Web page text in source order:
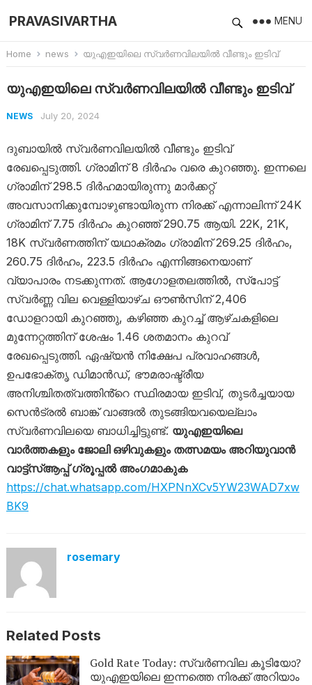
PRAVASIVARTHA MENU
Home news യുഎഇയിലെ സ്വർണവിലയിൽ വീണ്ടും ഇടിവ്
യുഎഇയിലെ സ്വർണവിലയിൽ വീണ്ടും ഇടിവ്
NEWS July 20, 2024
ദുബായിൽ സ്വർണവിലയിൽ വീണ്ടും ഇടിവ്
രേഖപ്പെടുത്തി. ​ഗ്രാമിന് 8 ദിർഹം വരെ കുറഞ്ഞു. ഇന്നലെ
ഗ്രാമിന് 298.5 ദിർഹമായിരുന്നു മാർക്കറ്റ്
അവസാനിക്കുമ്പോഴുണ്ടായിരുന്ന നിരക്ക് എന്നാലിന്ന് 24K
ഗ്രാമിന് 7.75 ദിർഹം കുറഞ്ഞ് 290.75 ആയി. 22K, 21K,
18K സ്വർണത്തിന് യഥാക്രമം ഗ്രാമിന് 269.25 ദിർഹം,
260.75 ദിർഹം, 223.5 ദിർഹം എന്നിങ്ങനെയാണ്
വ്യാപാരം നടക്കുന്നത്. ആഗോളതലത്തിൽ, സ്പോട്ട്
സ്വർണ്ണ വില വെള്ളിയാഴ്ച ഔൺസിന് 2,406
ഡോളറായി കുറഞ്ഞു, കഴിഞ്ഞ കുറച്ച് ആഴ്ചകളിലെ
മുന്നേറ്റത്തിന് ശേഷം 1.46 ശതമാനം കുറവ്
രേഖപ്പെടുത്തി. ഏഷ്യൻ നിക്ഷേപ പ്രവാഹങ്ങൾ,
ഉപഭോക്തൃ ഡിമാൻഡ്, ഭൗമരാഷ്ട്രീയ
അനിശ്ചിതത്വത്തിൻ്റെ സ്ഥിരമായ ഇടിവ്, തുടർച്ചയായ
സെൻട്രൽ ബാങ്ക് വാങ്ങൽ തുടങ്ങിയവയെല്ലാം
സ്വർണവിലയെ ബാധിച്ചിട്ടുണ്ട്. യുഎഇയിലെ
വാർത്തകളും ജോലി ഒഴിവുകളും തത്സമയം അറിയുവാൻ
വാട്ട്‌സ്ആപ്പ് ഗ്രൂപ്പൽ അംഗമാകുക
https://chat.whatsapp.com/HXPNnXCv5YW23WAD7xw
BK9
rosemary
Related Posts
Gold Rate Today: സ്വര്‍ണവില കൂടിയോ?
യുഎഇയിലെ ഇന്നത്തെ നിരക്ക് അറിയാം